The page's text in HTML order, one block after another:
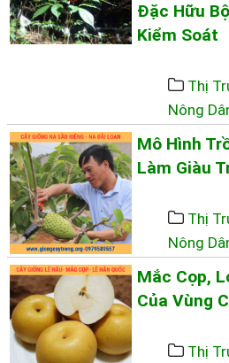
Đặc Hữu
Kiểm Soát
Thị
Nông
Mô Hình
Làm Giàu
Thị
Nông
Mắc Cọp,
Của Vùng
Thị